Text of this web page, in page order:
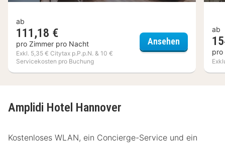
ab
111,18 €
pro Zimmer pro Nacht
Exkl. 5,35 € Citytax p.P.p.N. & 10 €
Servicekosten pro Buchung
Ansehen Hotel
ab
pro
Amplidi Hotel Hannover
Kostenloses WLAN, ein Concierge-Service und ein